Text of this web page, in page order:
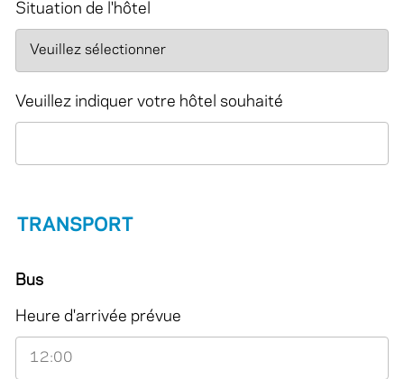
Situation de l'hôtel
Veuillez indiquer votre hôtel souhaité
TRANSPORT
Bus
Heure d'arrivée prévue